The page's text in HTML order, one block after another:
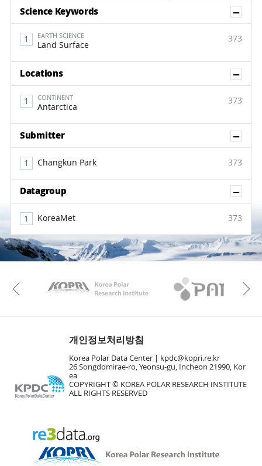
Science Keywords
EARTH SCIENCE
Land Surface
373
Locations
CONTINENT
Antarctica
373
Submitter
Changkun Park 373
Datagroup
KoreaMet 373
KAOS Kopri
Previous
개인정보처리방침
Korea Polar Data Center |
kpdc@kopri.re.kr
26 Songdomirae-ro, Yeonsu-gu, Incheon 21990, Kor
ea
COPYRIGHT © KOREA POLAR RESEARCH INSTITUTE
ALL RIGHTS RESERVED